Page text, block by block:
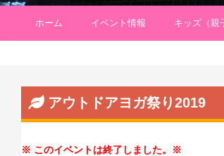
ホーム イベント情報 キッズ（親
アウトドアヨガ祭り2019
このイベントは終了しました。